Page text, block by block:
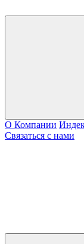
О Компании
Связаться с нами